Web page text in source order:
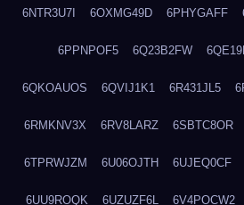
6NTR3U7I 6OXMG49D 6PHYGAFF
6PPNPOF5 6Q23B2FW
6QKOAUOS 6QVIJ1K1 6R431JL5
6RMKNV3X 6RV8LARZ 6SBTC8OR
6TPRWJZM 6U06OJTH 6UJEQ0CF
6UU9ROQK 6UZUZF6L 6V4POCW2